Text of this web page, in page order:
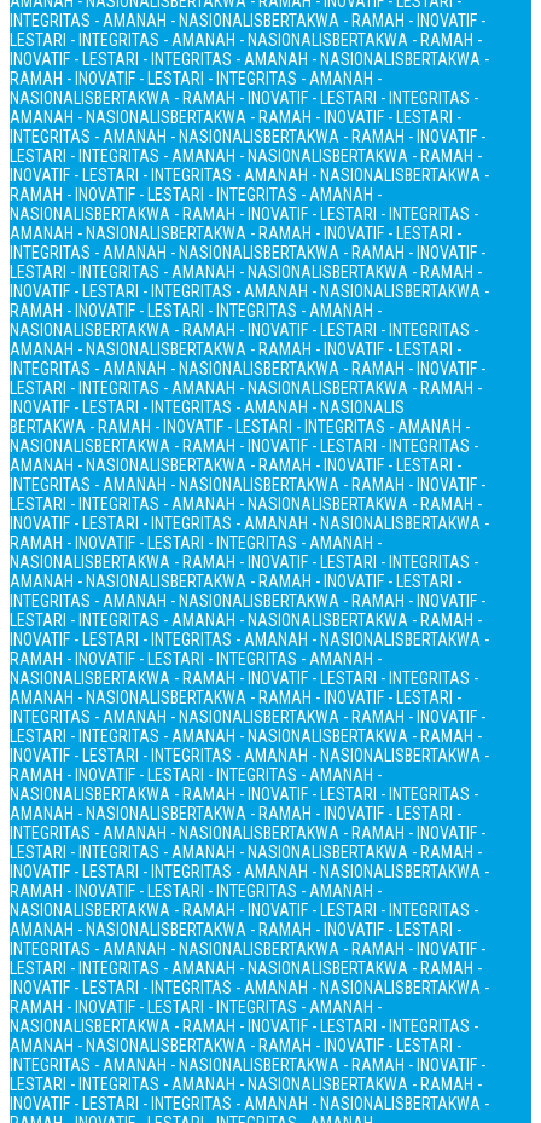
INTEGRITAS - AMANAH - NASIONALISBERTAKWA - RAMAH - INOVATIF -
LESTARI - INTEGRITAS - AMANAH - NASIONALISBERTAKWA - RAMAH -
INOVATIF - LESTARI - INTEGRITAS - AMANAH - NASIONALISBERTAKWA -
RAMAH - INOVATIF - LESTARI - INTEGRITAS - AMANAH -
NASIONALISBERTAKWA - RAMAH - INOVATIF - LESTARI - INTEGRITAS -
AMANAH - NASIONALISBERTAKWA - RAMAH - INOVATIF - LESTARI -
INTEGRITAS - AMANAH - NASIONALISBERTAKWA - RAMAH - INOVATIF -
LESTARI - INTEGRITAS - AMANAH - NASIONALISBERTAKWA - RAMAH -
INOVATIF - LESTARI - INTEGRITAS - AMANAH - NASIONALISBERTAKWA -
RAMAH - INOVATIF - LESTARI - INTEGRITAS - AMANAH -
NASIONALISBERTAKWA - RAMAH - INOVATIF - LESTARI - INTEGRITAS -
AMANAH - NASIONALISBERTAKWA - RAMAH - INOVATIF - LESTARI -
INTEGRITAS - AMANAH - NASIONALISBERTAKWA - RAMAH - INOVATIF -
LESTARI - INTEGRITAS - AMANAH - NASIONALISBERTAKWA - RAMAH -
INOVATIF - LESTARI - INTEGRITAS - AMANAH - NASIONALISBERTAKWA -
RAMAH - INOVATIF - LESTARI - INTEGRITAS - AMANAH -
NASIONALISBERTAKWA - RAMAH - INOVATIF - LESTARI - INTEGRITAS -
AMANAH - NASIONALISBERTAKWA - RAMAH - INOVATIF - LESTARI -
INTEGRITAS - AMANAH - NASIONALISBERTAKWA - RAMAH - INOVATIF -
LESTARI - INTEGRITAS - AMANAH - NASIONALISBERTAKWA - RAMAH -
INOVATIF - LESTARI - INTEGRITAS - AMANAH - NASIONALIS
BERTAKWA - RAMAH - INOVATIF - LESTARI - INTEGRITAS - AMANAH -
NASIONALISBERTAKWA - RAMAH - INOVATIF - LESTARI - INTEGRITAS -
AMANAH - NASIONALISBERTAKWA - RAMAH - INOVATIF - LESTARI -
INTEGRITAS - AMANAH - NASIONALISBERTAKWA - RAMAH - INOVATIF -
LESTARI - INTEGRITAS - AMANAH - NASIONALISBERTAKWA - RAMAH -
INOVATIF - LESTARI - INTEGRITAS - AMANAH - NASIONALISBERTAKWA -
RAMAH - INOVATIF - LESTARI - INTEGRITAS - AMANAH -
NASIONALISBERTAKWA - RAMAH - INOVATIF - LESTARI - INTEGRITAS -
AMANAH - NASIONALISBERTAKWA - RAMAH - INOVATIF - LESTARI -
INTEGRITAS - AMANAH - NASIONALISBERTAKWA - RAMAH - INOVATIF -
LESTARI - INTEGRITAS - AMANAH - NASIONALISBERTAKWA - RAMAH -
INOVATIF - LESTARI - INTEGRITAS - AMANAH - NASIONALISBERTAKWA -
RAMAH - INOVATIF - LESTARI - INTEGRITAS - AMANAH -
NASIONALISBERTAKWA - RAMAH - INOVATIF - LESTARI - INTEGRITAS -
AMANAH - NASIONALISBERTAKWA - RAMAH - INOVATIF - LESTARI -
INTEGRITAS - AMANAH - NASIONALISBERTAKWA - RAMAH - INOVATIF -
LESTARI - INTEGRITAS - AMANAH - NASIONALISBERTAKWA - RAMAH -
INOVATIF - LESTARI - INTEGRITAS - AMANAH - NASIONALISBERTAKWA -
RAMAH - INOVATIF - LESTARI - INTEGRITAS - AMANAH -
NASIONALISBERTAKWA - RAMAH - INOVATIF - LESTARI - INTEGRITAS -
AMANAH - NASIONALISBERTAKWA - RAMAH - INOVATIF - LESTARI -
INTEGRITAS - AMANAH - NASIONALISBERTAKWA - RAMAH - INOVATIF -
LESTARI - INTEGRITAS - AMANAH - NASIONALISBERTAKWA - RAMAH -
INOVATIF - LESTARI - INTEGRITAS - AMANAH - NASIONALISBERTAKWA -
RAMAH - INOVATIF - LESTARI - INTEGRITAS - AMANAH -
NASIONALISBERTAKWA - RAMAH - INOVATIF - LESTARI - INTEGRITAS -
AMANAH - NASIONALISBERTAKWA - RAMAH - INOVATIF - LESTARI -
INTEGRITAS - AMANAH - NASIONALISBERTAKWA - RAMAH - INOVATIF -
LESTARI - INTEGRITAS - AMANAH - NASIONALISBERTAKWA - RAMAH -
INOVATIF - LESTARI - INTEGRITAS - AMANAH - NASIONALISBERTAKWA -
RAMAH - INOVATIF - LESTARI - INTEGRITAS - AMANAH -
NASIONALISBERTAKWA - RAMAH - INOVATIF - LESTARI - INTEGRITAS -
AMANAH - NASIONALISBERTAKWA - RAMAH - INOVATIF - LESTARI -
INTEGRITAS - AMANAH - NASIONALISBERTAKWA - RAMAH - INOVATIF -
LESTARI - INTEGRITAS - AMANAH - NASIONALISBERTAKWA - RAMAH -
INOVATIF - LESTARI - INTEGRITAS - AMANAH - NASIONALISBERTAKWA -